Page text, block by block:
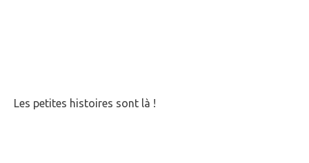
Les petites histoires sont là !